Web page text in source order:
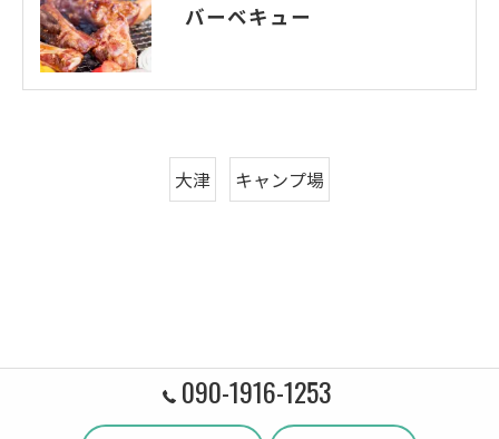
バーベキュー
大津 キャンプ場
090-1916-1253